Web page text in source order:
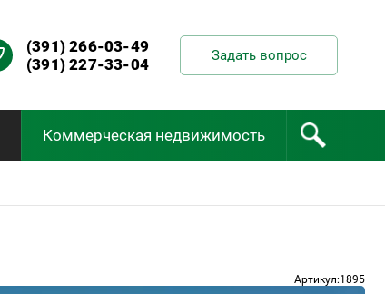
(391) 266-03-49
(391) 227-33-04
Задать вопрос
Коммерческая недвижимость
Артикул:1895